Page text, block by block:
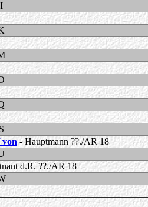
I
S
von- Hauptmann ??./AR 18
d.R. ??./AR 18